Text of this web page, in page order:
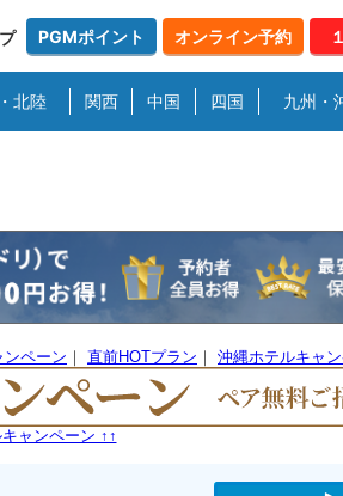
PGMポイント オンライン予約
北陸 関西 中国 四国 九州・
ンペーン ｜ 直前HOTプラン ｜ 沖縄ホテルキャ
ャンペーン ↑↑